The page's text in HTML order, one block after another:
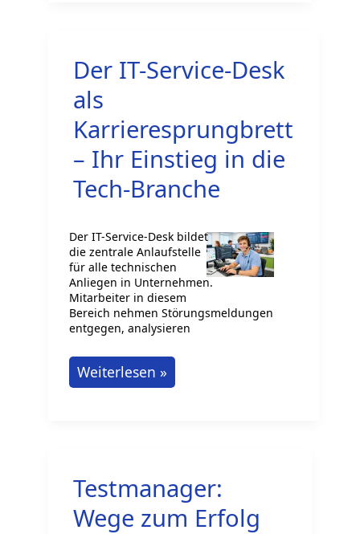
man
und
worum
geht
es?
Der IT-Service-Desk
als
Karrieresprungbrett
– Ihr Einstieg in die
Tech-Branche
Der IT-Service-Desk bildet
die zentrale Anlaufstelle
für alle technischen
Anliegen in Unternehmen.
Mitarbeiter in diesem
Bereich nehmen Störungsmeldungen
entgegen, analysieren
Der
IT-
Karrieresprungbrett
–
Weiterlesen »
Testmanager:
Wege zum Erfolg